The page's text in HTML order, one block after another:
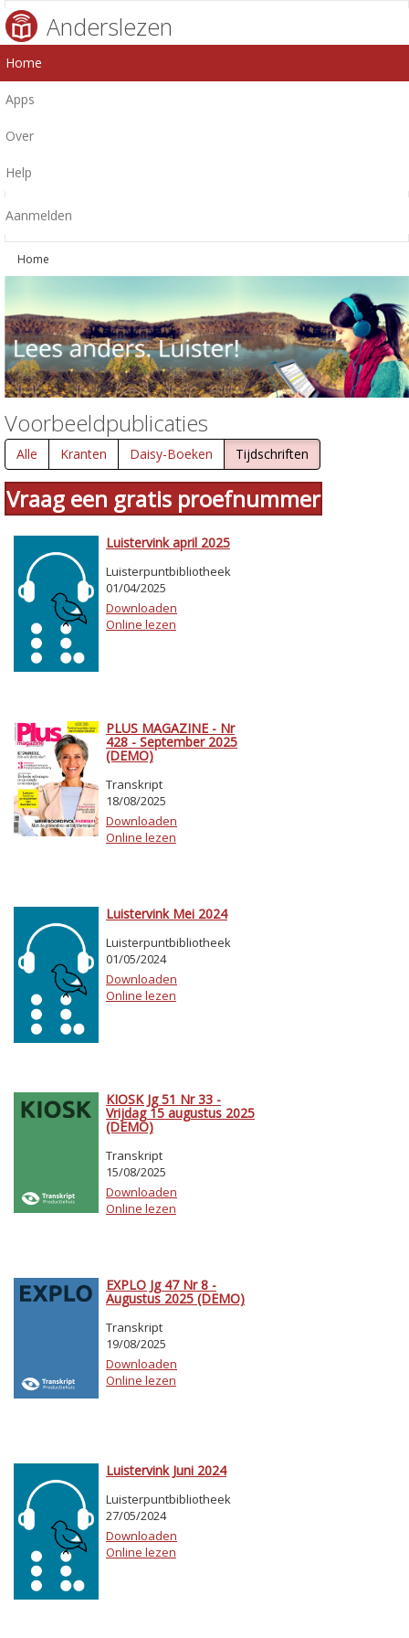
Anderslezen
Home
Apps
Over
Help
Aanmelden
Home
Voorbeeldpublicaties
Alle Kranten Daisy-Boeken Tijdschriften
Vraag een gratis proefnummer
Luistervink april 2025
Luisterpuntbibliotheek
01/04/2025
Downloaden
Online lezen
PLUS MAGAZINE - Nr
428 - September 2025
(DEMO)
Transkript
18/08/2025
Downloaden
Online lezen
Luistervink Mei 2024
Luisterpuntbibliotheek
01/05/2024
Downloaden
Online lezen
KIOSK Jg 51 Nr 33 -
Vrijdag 15 augustus 2025
(DEMO)
Transkript
15/08/2025
Downloaden
Online lezen
EXPLO Jg 47 Nr 8 -
Augustus 2025 (DEMO)
Transkript
19/08/2025
Downloaden
Online lezen
Luistervink Juni 2024
Luisterpuntbibliotheek
27/05/2024
Downloaden
Online lezen